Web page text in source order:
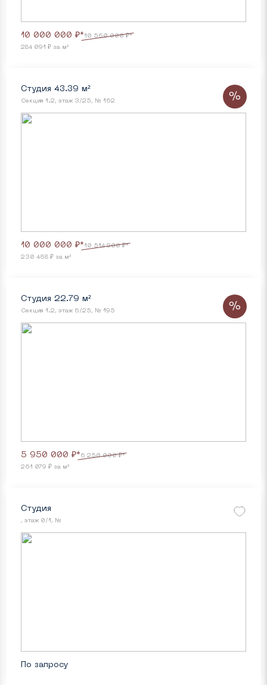
10 000 000 ₽*10 560 000 ₽*
284 091 ₽ за м²
Студия 43.39 м²
Секция 1.2, этаж 3/25, № 162
10 000 000 ₽*10 514 900 ₽*
230 468 ₽ за м²
%
Студия 22.79 м²
Секция 1.2, этаж 6/25, № 195
5 950 000 ₽* 6 250 000 ₽*
261 079 ₽ за м²
%
Студия
, этаж 0/1, №
По запросу